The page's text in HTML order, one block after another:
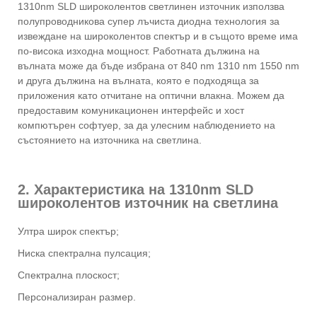
1310nm SLD широколентов светлинен източник използва
полупроводникова супер лъчиста диодна технология за
извеждане на широколентов спектър и в същото време има
по-висока изходна мощност. Работната дължина на
вълната може да бъде избрана от 840 nm 1310 nm 1550 nm
и друга дължина на вълната, която е подходяща за
приложения като отчитане на оптични влакна. Можем да
предоставим комуникационен интерфейс и хост
компютърен софтуер, за да улесним наблюдението на
състоянието на източника на светлина.
2. Характеристика на 1310nm SLD
широколентов източник на светлина
Ултра широк спектър;
Ниска спектрална пулсация;
Спектрална плоскост;
Персонализиран размер.